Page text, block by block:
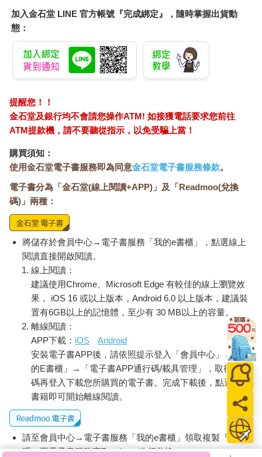
加入金石堂 LINE 官方帳號『完成綁定』，隨時掌握出貨動
態：
提醒您！！
金石堂及銀行均不會請您操作ATM! 如接獲電話要求您前往
ATM提款機，請不要聽從指示，以免受騙上當！
購買須知：
使用金石堂電子書服務即為同意金石堂電子書服務條款。
電子書分為「金石堂(線上閱讀+APP)」及「Readmoo(兌換
碼)」兩種：
將儲存於會員中心→電子書服務「我的e書櫃」，點選線上
閱讀直接開啟閱讀。
線上閱讀：
建議使用Chrome、Microsoft Edge 有較佳的線上瀏覽效
果， iOS 16 或以上版本，Android 6.0 以上版本，建議裝
置有6GB以上的記憶體，至少有 30 MB以上的容量。
離線閱讀：
APP下載： iOS
Android
安裝電子書APP後，請依照提示登入「會員中心」→「我
的E書櫃」→「電子書APP通行碼/載具管理」，取得通行
碼再登入下載您所購買的電子書。完成下載後，點選任一
書籍即可開始離線閱讀。
請至會員中心→電子書服務「我的e書櫃」領取複製『兌換
碼』至電子書服務商Readmoo進行兌換。